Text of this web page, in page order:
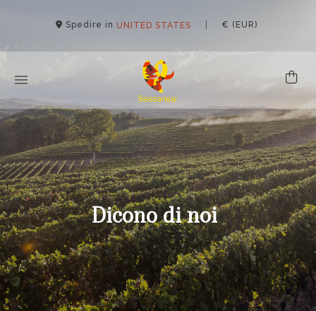
Spedire in UNITED STATES € (EUR)
Dicono di noi